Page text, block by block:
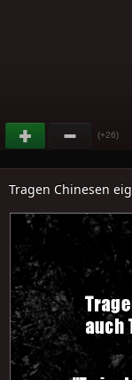
(+26)
Tragen Chinesen